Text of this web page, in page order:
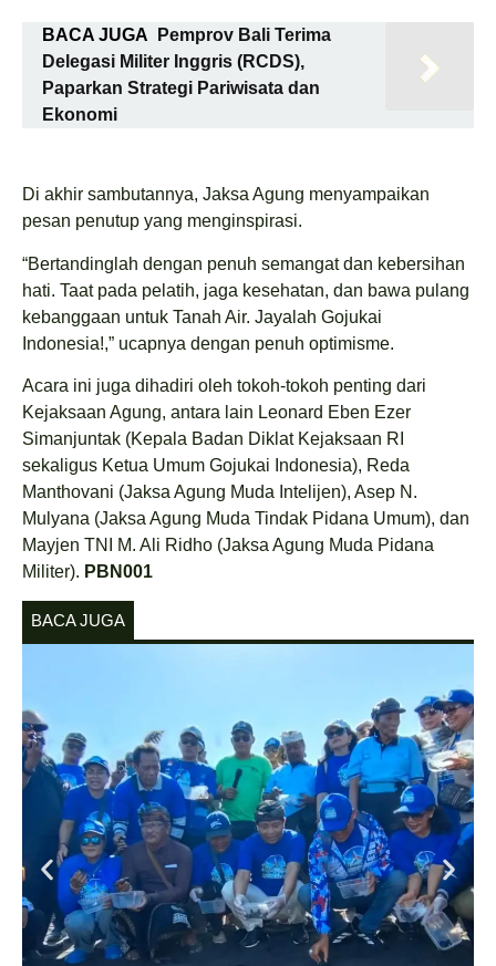
BACA JUGA
Pemprov Bali Terima
Delegasi Militer Inggris (RCDS),
Paparkan Strategi Pariwisata dan
Ekonomi
Di akhir sambutannya, Jaksa Agung menyampaikan
pesan penutup yang menginspirasi.
“Bertandinglah dengan penuh semangat dan kebersihan
hati. Taat pada pelatih, jaga kesehatan, dan bawa pulang
kebanggaan untuk Tanah Air. Jayalah Gojukai
Indonesia!,” ucapnya dengan penuh optimisme.
Acara ini juga dihadiri oleh tokoh-tokoh penting dari
Kejaksaan Agung, antara lain Leonard Eben Ezer
Simanjuntak (Kepala Badan Diklat Kejaksaan RI
sekaligus Ketua Umum Gojukai Indonesia), Reda
Manthovani (Jaksa Agung Muda Intelijen), Asep N.
Mulyana (Jaksa Agung Muda Tindak Pidana Umum), dan
Mayjen TNI M. Ali Ridho (Jaksa Agung Muda Pidana
Militer). PBN001
BACA JUGA